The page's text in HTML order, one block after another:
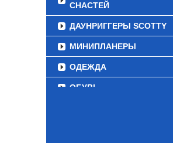
СНАСТЕЙ
ДАУНРИГГЕРЫ SCOTTY
МИНИПЛАНЕРЫ
ОДЕЖДА
ОБУВЬ